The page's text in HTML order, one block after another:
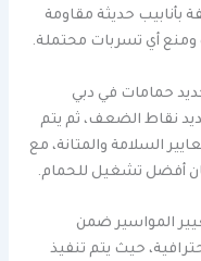
بأنابيب حديثة مقاومة
ومنع أي تسربات محتملة.
حمامات في دبي
نقاط الضعف، ثم يتم
السلامة والمتانة، مع
أفضل تشغيل للحمام.
المواسير ضمن
حيث يتم تنفيذ